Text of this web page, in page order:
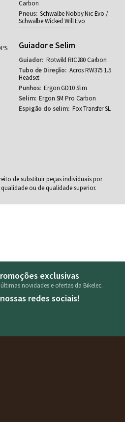
Carbon
Schwalbe Nobby Nic Evo /
Schwalbe Wicked Will Evo
Guiador e Selim
Rotwild RIC280 Carbon
Acros RW375 1.5
Headset
Ergon GD10 Slim
Ergon SM Pro Carbon
Fox Transfer SL
de substituir peças individuais por
ou de qualidade superior.
exclusivas
novidades e ofertas da Bikelec.
redes sociais!